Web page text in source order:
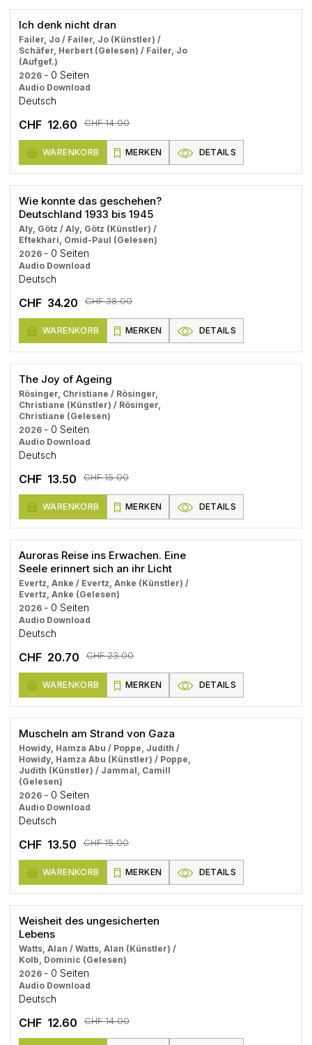
Ich denk nicht dran
Failer, Jo / Failer, Jo (Künstler) /
Schäfer, Herbert (Gelesen) / Failer, Jo
(Aufgef.)
2026 - 0 Seiten
Audio Download
Deutsch
CHF 12.60 CHF 14.00
WARENKORB MERKEN DETAILS
Wie konnte das geschehen?
Deutschland 1933 bis 1945
Aly, Götz / Aly, Götz (Künstler) /
Eftekhari, Omid-Paul (Gelesen)
2026 - 0 Seiten
Audio Download
Deutsch
CHF 34.20 CHF 38.00
WARENKORB MERKEN DETAILS
The Joy of Ageing
Rösinger, Christiane / Rösinger,
Christiane (Künstler) / Rösinger,
Christiane (Gelesen)
2026 - 0 Seiten
Audio Download
Deutsch
CHF 13.50 CHF 15.00
WARENKORB MERKEN DETAILS
Auroras Reise ins Erwachen. Eine
Seele erinnert sich an ihr Licht
Evertz, Anke / Evertz, Anke (Künstler) /
Evertz, Anke (Gelesen)
2026 - 0 Seiten
Audio Download
Deutsch
CHF 20.70 CHF 23.00
WARENKORB MERKEN DETAILS
Muscheln am Strand von Gaza
Howidy, Hamza Abu / Poppe, Judith /
Howidy, Hamza Abu (Künstler) / Poppe,
Judith (Künstler) / Jammal, Camill
(Gelesen)
2026 - 0 Seiten
Audio Download
Deutsch
CHF 13.50 CHF 15.00
WARENKORB MERKEN DETAILS
Weisheit des ungesicherten
Lebens
Watts, Alan / Watts, Alan (Künstler) /
Kolb, Dominic (Gelesen)
2026 - 0 Seiten
Audio Download
Deutsch
CHF 12.60 CHF 14.00